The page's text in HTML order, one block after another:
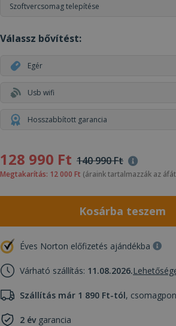
Szoftvercsomag telepítése
Válassz bővítést:
Egér
Usb wifi
Hosszabbított garancia
128 990 Ft 140 990 Ft
Megtakarítás: 12 000 Ft (áraink tartalmazzák az
Kosárba teszem
Éves Norton előfizetés ajándékba
Várható szállítás: 11.08.2026.
Szállítás már 1 890 Ft-tól,
2 évgarancia